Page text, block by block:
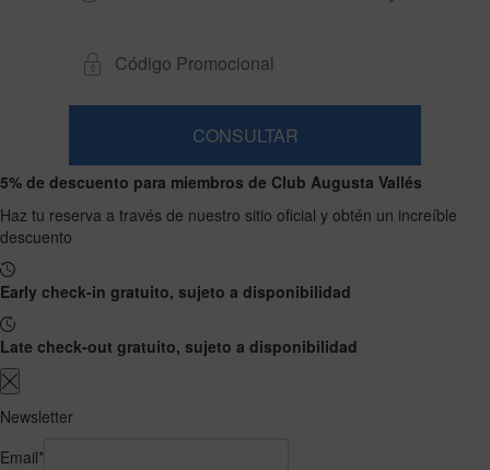
CONSULTAR
Habitaciones
y
ocupaciones
1
adultos
Desde
2
Hasta
0
Añadir
habitaciónBuscar
5% de descuento para miembros de Club Augusta Vallés
Haz tu reserva a través de nuestro sitio oficial y obtén un increíble
descuento
Early check-in gratuito, sujeto a disponibilidad
Late check-out gratuito, sujeto a disponibilidad
Newsletter
Email*